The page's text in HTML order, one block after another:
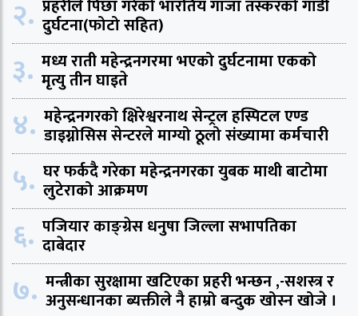
२. प्रहरीले पिछा गरेको भारतिय गाजा तस्करको गाडी
दुर्घटना(फोटो सहित)
३. मध्य राती महेन्द्रनगरमा भएको दुर्घटनामा एकको
मृत्यु तीन घाइते
४. महेन्द्रनगरको क्षिरेश्वरनाथ सेन्ट्रल हस्पिटल एण्ड
डाइग्नोसिस सेन्टरले माग्यो ठूलो संख्यामा कर्मचारी
५. घर फर्कदै गरेका महेन्द्रनगरका युबक माथी बाटोमा
लुटेराको आक्रमण
६. पजियार काङ्ग्रेस धनुषा जिल्ला सभापतिका
दाबेदार
७. मन्त्रीका सुरक्षामा खटिएका प्रहरी भन्छन ,-सशस्त्र र
अनुसन्धानका ब्यक्तीले नै हाम्रो बन्दुक खोस्न खोजे ।